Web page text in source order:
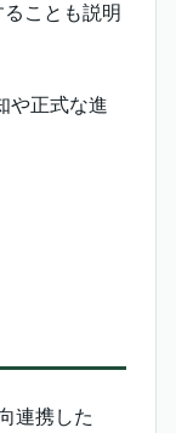
ことも説明
や正式な進
連携した